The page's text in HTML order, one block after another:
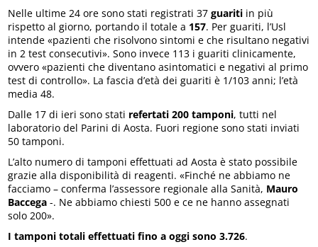
Nelle ultime 24 ore sono stati registrati 37guariti in più
rispetto al giorno, portando il totale a 157. Per guariti, l’Usl
intende «pazienti che risolvono sintomi e che risultano negativi
in 2 test consecutivi». Sono invece 113 i guariti clinicamente,
ovvero «pazienti che diventano asintomatici e negativi al primo
test di controllo». La fascia d’età dei guariti è 1/103 anni; l’età
media 48.
Dalle 17 di ieri sono stati refertati 200 tamponi, tutti nel
laboratorio del Parini di Aosta. Fuori regione sono stati inviati
50 tamponi.
L’alto numero di tamponi effettuati ad Aosta è stato possibile
grazie alla disponibilità di reagenti. «Finché ne abbiamo ne
facciamo – conferma l’assessore regionale alla Sanità, Mauro
Baccega -. Ne abbiamo chiesti 500 e ce ne hanno assegnati
solo 200».
I tamponi totali effettuati fino a oggi sono 3.726.